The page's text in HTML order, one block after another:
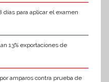
días para aplicar el examen
13% exportaciones de
amparos contra prueba de